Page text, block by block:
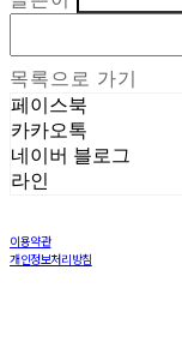
목록으로 가기
페이스북
카카오톡
네이버 블로그
라인
이용약관
개인정보처리방침